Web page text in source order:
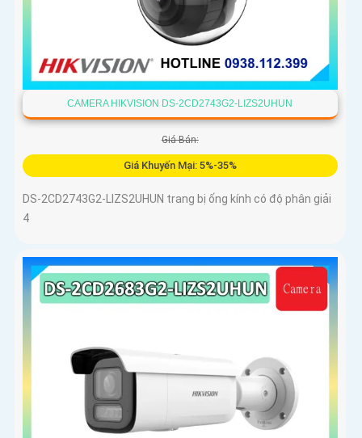
CAMERA HIKVISION DS-2CD2743G2-LIZS2UHUN
Giá Bán:
Giá Khuyến Mại: 5%-35%
DS-2CD2743G2-LIZS2UHUN trang bị ống kính có độ phân giải
4